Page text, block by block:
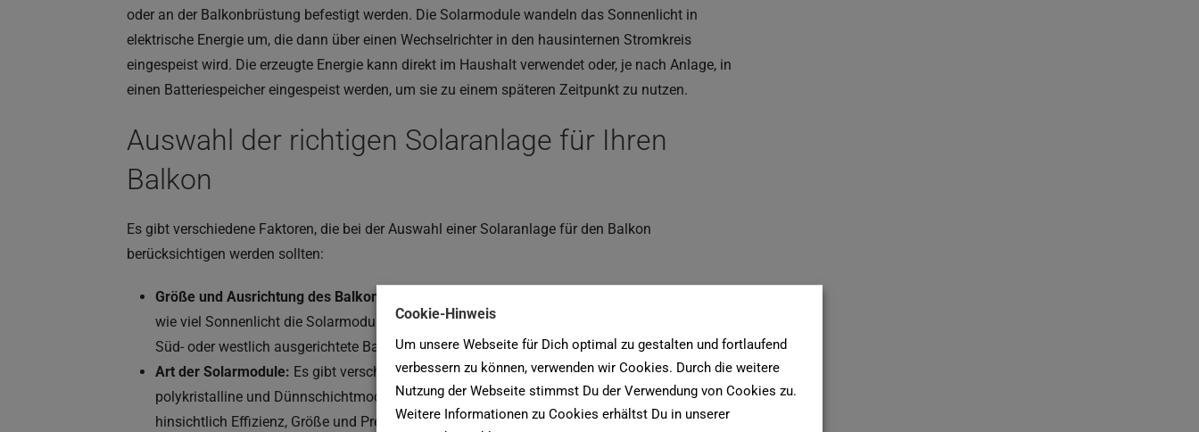
oder an der Balkonbrüstung befestigt werden. Die Solarmodule wandeln das Sonnenlicht in
elektrische Energie um, die dann über einen Wechselrichter in den hausinternen Stromkreis
eingespeist wird. Die erzeugte Energie kann direkt im Haushalt verwendet oder, je nach Anlage, in
einen Batteriespeicher eingespeist werden, um sie zu einem späteren Zeitpunkt zu nutzen.
Auswahl der richtigen Solaranlage für Ihren
Balkon
Es gibt verschiedene Faktoren, die bei der Auswahl einer Solaranlage für den Balkon
berücksichtigen werden sollten:
Größe und Ausrichtung des Balkons:
wie viel Sonnenlicht die Solarmodule erreichen und wie viel Energie sich produzieren lässt.
Süd- oder westlich ausgerichtete Balkone sind in der Regel am besten geeignet.
Art der Solarmodule: Es gibt verschiedene Arten von Solarmodulen, wie monokristalline,
polykristalline und Dünnschichtmodule. Jeder Typ hat seine eigenen Vor- und Nachteile
hinsichtlich Effizienz, Größe und Preis.
Cookie-Hinweis
Um unsere Webseite für Dich optimal zu gestalten und fortlaufend
verbessern zu können, verwenden wir Cookies. Durch die weitere
Nutzung der Webseite stimmst Du der Verwendung von Cookies zu.
Weitere Informationen zu Cookies erhältst Du in unserer